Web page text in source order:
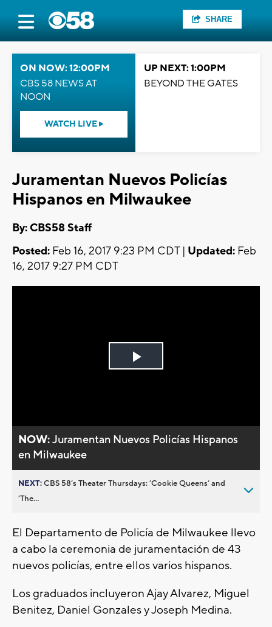
SHARE
ON NOW: 12:00PM
CBS 58 NEWS AT
NOON
WATCH LIVE
UP NEXT: 1:00PM
BEYOND THE GATES
Juramentan Nuevos Policías
Hispanos en Milwaukee
By: CBS58 Staff
Posted: Feb 16, 2017 9:23 PM CDT | Updated: Feb
16, 2017 9:27 PM CDT
Play
NOW:Juramentan Nuevos Policías Hispanos
en Milwaukee
NEXT:CBS 58’s Theater Thursdays: ’Cookie Queens’ and
’The...
El Departamento de Policía de Milwaukee llevo
a cabo la ceremonia de juramentación de 43
nuevos policías, entre ellos varios hispanos.
Los graduados incluyeron Ajay Alvarez, Miguel
Benitez, Daniel Gonzales y Joseph Medina.